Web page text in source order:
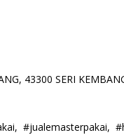
43300 SERI
#jualemasterpakai,